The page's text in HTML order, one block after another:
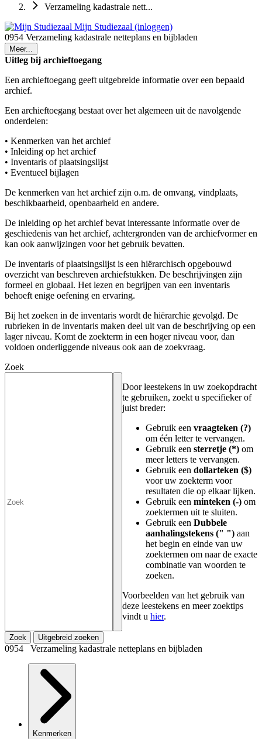
Verzameling kadastrale nett...
Mijn Studiezaal (inloggen)
0954 Verzameling kadastrale netteplans en bijbladen
Meer...
Uitleg bij archieftoegang
Een archieftoegang geeft uitgebreide informatie over een bepaald
archief.
Een archieftoegang bestaat over het algemeen uit de navolgende
onderdelen:
• Kenmerken van het archief
• Inleiding op het archief
• Inventaris of plaatsingslijst
• Eventueel bijlagen
De kenmerken van het archief zijn o.m. de omvang, vindplaats,
beschikbaarheid, openbaarheid en andere.
De inleiding op het archief bevat interessante informatie over de
geschiedenis van het archief, achtergronden van de archiefvormer en
kan ook aanwijzingen voor het gebruik bevatten.
De inventaris of plaatsingslijst is een hiërarchisch opgebouwd
overzicht van beschreven archiefstukken. De beschrijvingen zijn
formeel en globaal. Het lezen en begrijpen van een inventaris
behoeft enige oefening en ervaring.
Bij het zoeken in de inventaris wordt de hiërarchie gevolgd. De
rubrieken in de inventaris maken deel uit van de beschrijving op een
lager niveau. Komt de zoekterm in een hoger niveau voor, dan
voldoen onderliggende niveaus ook aan de zoekvraag.
Zoek
Door leestekens in uw zoekopdracht
te gebruiken, zoekt u specifieker of
juist breder:
Gebruik een vraagteken (?)
om één letter te vervangen.
Gebruik een sterretje (*) om
meer letters te vervangen.
Gebruik een dollarteken ($)
voor uw zoekterm voor
resultaten die op elkaar lijken.
Gebruik een minteken (-) om
zoektermen uit te sluiten.
Gebruik een Dubbele
aanhalingstekens (" ") aan
het begin en einde van uw
zoektermen om naar de exacte
combinatie van woorden te
zoeken.
Voorbeelden van het gebruik van
deze leestekens en meer zoektips
vindt u hier.
Zoek Uitgebreid zoeken
0954 Verzameling kadastrale netteplans en bijbladen
Kenmerken